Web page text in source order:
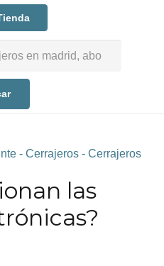
- Cerrajeros - Cerrajeros
las